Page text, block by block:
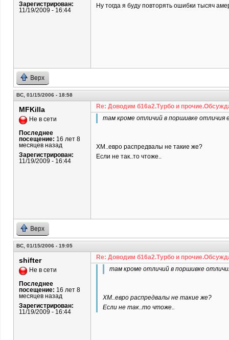
Зарегистрирован:
11/19/2009 - 16:44
Ну тогда я буду повторять ошибки тысяч
Верх
ВС, 01/15/2006 - 18:58
MFKilla
Не в сети
Последнее
посещение: 16 лет 8
месяцев назад
Зарегистрирован:
11/19/2009 - 16:44
Re: Доводим б16а2.Турбо и
там кроме отличий в поршивке отличия
ХМ..евро распредвалы не такие же?
Если не так..то чтоже..
Верх
ВС, 01/15/2006 - 19:05
shifter
Не в сети
Последнее
посещение: 16 лет 8
месяцев назад
Зарегистрирован:
11/19/2009 - 16:44
Re: Доводим б16а2.Турбо и
там кроме отличий в поршивке
ХМ..евро распредвалы не такие же?
Если не так..то чтоже..